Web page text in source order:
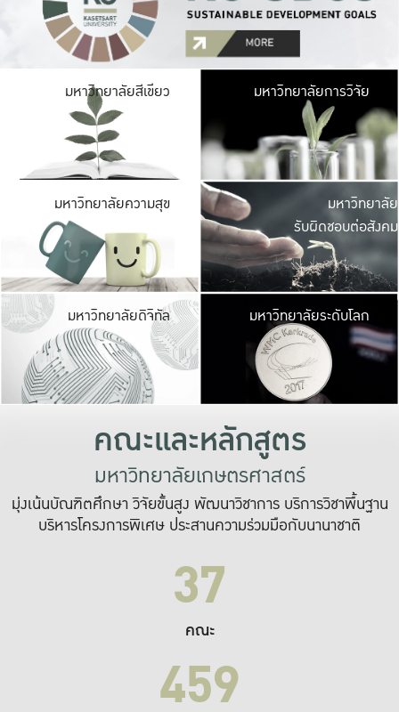
มหาวิทยาลัยสีเขียว มหาวิ
มีพื้นที่เขียวสดใส
เป็นป่าในเมือง เกษต
มหาวิทยาลัยการวิจัย
มหาวิทยาลัยความสุข มหาวิ
ค
เปิดประ
และพบเรื่องราวใ
มหาวิทยาลัย
รับผิดชอบต่อสังคม
มหาวิทยาลัยดิจิทัล มหาวิ
เปลี่ยนแปลง แล
เพื่อทำง
ระบบสารสนเทศ
มหาวิทยาลัยระดับโลก
คณะและหลักสูตร
มหาวิทยาลัยเกษตรศาสตร์
มุ่งเน้นบัณฑิตศึกษา วิจัยขั้นสูง พัฒนาวิชาการ บริการวิชาพื้นฐาน
บริหารโครงการพิเศษ ประสานความร่วมมือกับนานาชาติ
37
คณะ
459